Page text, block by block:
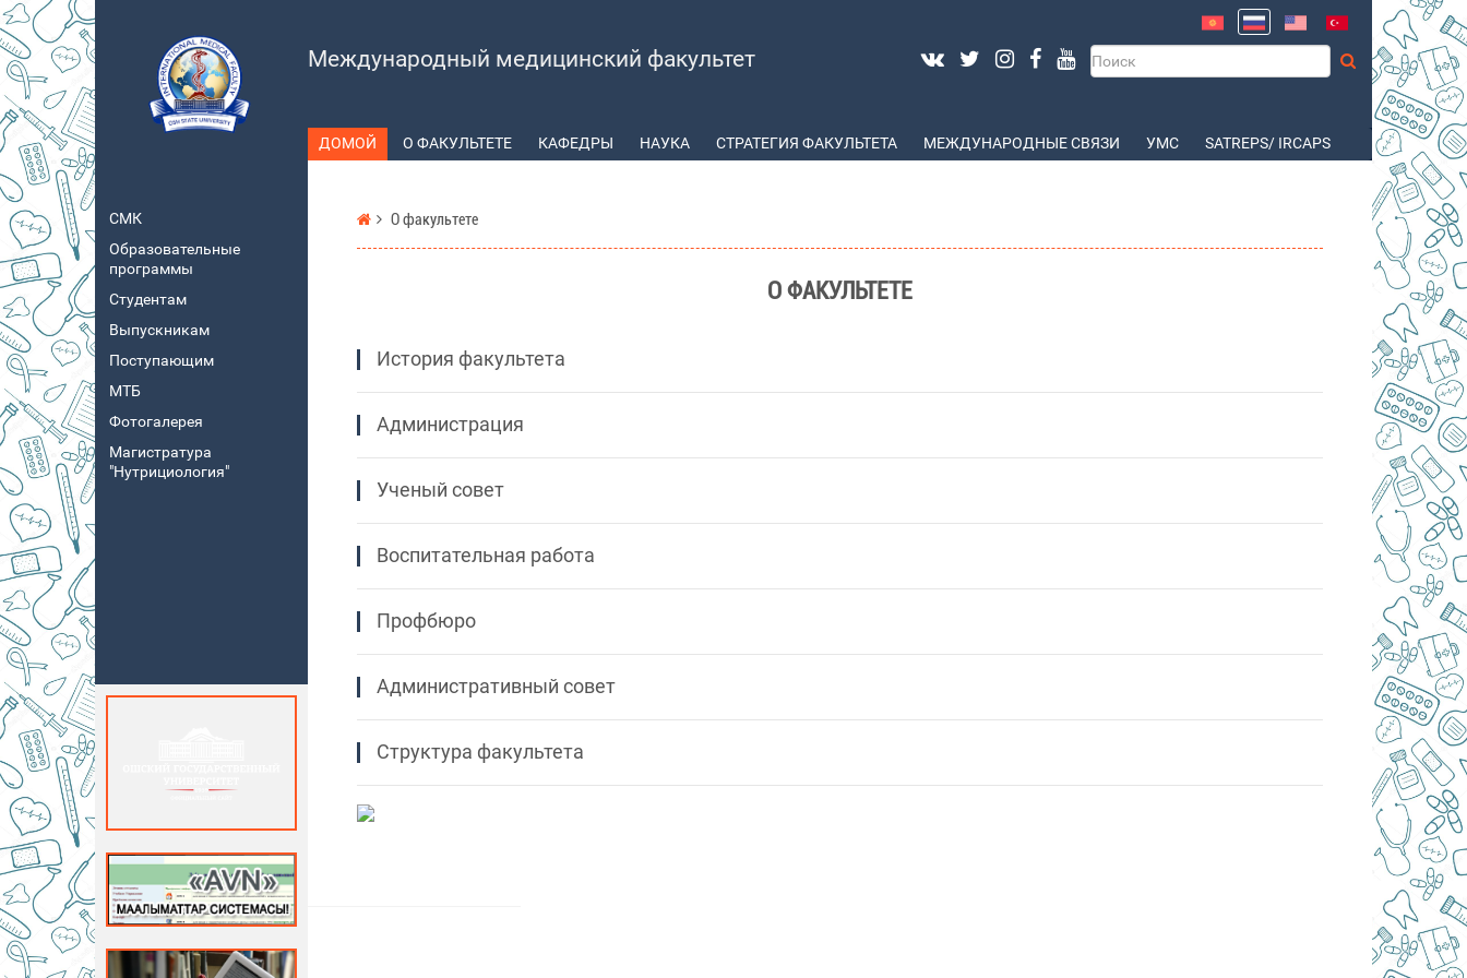
Международный медицинский факультет
ДОМОЙ О ФАКУЛЬТЕТЕ КАФЕДРЫ НАУКА СТРАТЕГИЯ ФАКУЛЬТЕТА МЕЖДУНАРОДНЫЕ СВЯЗИ УМС SATREPS/ IRCAPS
СМК
Образовательные
программы
Студентам
Выпускникам
Поступающим
МТБ
Фотогалерея
Магистратура
"Нутрициология"
О факультете
О ФАКУЛЬТЕТЕ
История факультета
Администрация
Ученый совет
Воспитательная работа
Профбюро
Административный совет
Структура факультета